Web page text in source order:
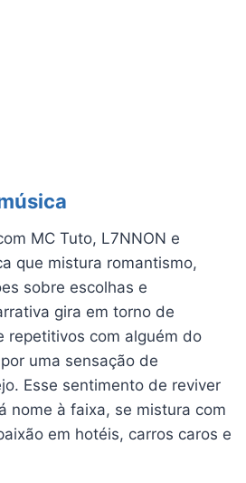
MC Tuto, L7NNON e
que mistura romantismo,
sobre escolhas e
gira em torno de
repetitivos com alguém do
uma sensação de
Esse sentimento de reviver
nome à faixa, se mistura com
em hotéis, carros caros e